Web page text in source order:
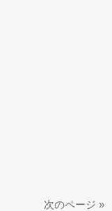
次のページ »